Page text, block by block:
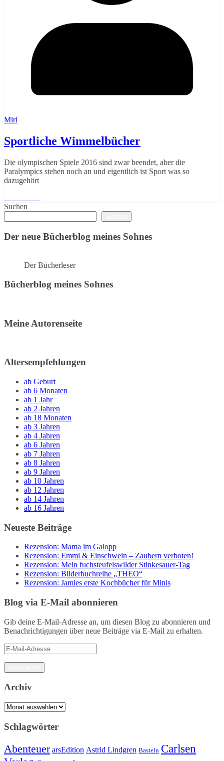
Miri
Sportliche Wimmelbücher
Die olympischen Spiele 2016 sind zwar beendet, aber die
Paralympics stehen noch an und eigentlich ist Sport was so
dazugehört
Suchen
Der neue Bücherblog meines Sohnes
Der Bücherleser
Bücherblog meines Sohnes
Meine Autorenseite
Altersempfehlungen
ab Geburt
ab 6 Monaten
ab 1 Jahr
ab 2 Jahren
ab 18 Monaten
ab 3 Jahren
ab 4 Jahren
ab 6 Jahren
ab 7 Jahren
ab 8 Jahren
ab 9 Jahren
ab 10 Jahren
ab 12 Jahren
ab 14 Jahren
ab 16 Jahren
Neueste Beiträge
Rezension: Mama im Galopp
Rezension: Emmi & Einschwein – Zaubern verboten!
Rezension: Mein fuchsteufelswilder Stinkesauer-Tag
Rezension: Bilderbuchreihe „THEO“
Rezension: Jamies erste Kochbücher für Minis
Blog via E-Mail abonnieren
Gib deine E-Mail-Adresse an, um diesen Blog zu abonnieren und
Benachrichtigungen über neue Beiträge via E-Mail zu erhalten.
E-
Mail-
Adresse
Archiv
Archiv
Schlagwörter
Abenteuer arsEdition Astrid Lindgren Basteln Carlsen